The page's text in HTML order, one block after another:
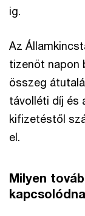
ig.
Az
tizenöt napon
összeg
távolléti díj és
kifizetéstől
el.
Milyen